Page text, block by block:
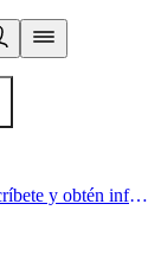
Acá comienza un estilo de vida saludable. Subscríbete y obtén información de primera mano